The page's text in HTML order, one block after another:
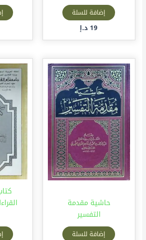
إضافة للسلة
19 د.إ
حاشية مقدمة
التفسير
إضافة للسلة